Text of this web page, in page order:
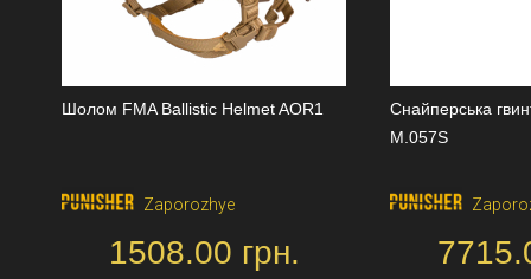
Шолом FMA Ballistic Helmet AOR1
Zaporozhye
1508.00 грн.
Снайперська
M.057S